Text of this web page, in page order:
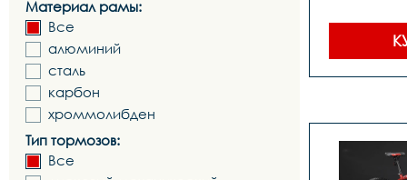
Материал рамы:
Все
алюминий
сталь
карбон
хроммолибден
Тип тормозов:
Все
аналог
аналог
аналог